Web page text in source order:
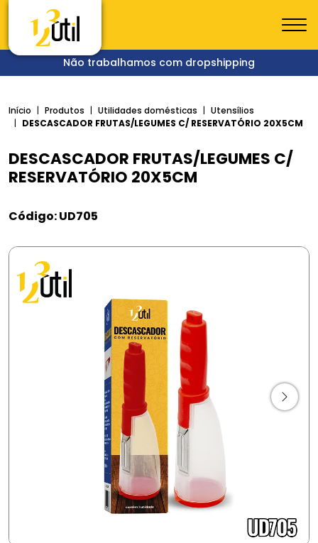
Não trabalhamos com dropshipping
Início Produtos Utilidades domésticas
Utensílios
DESCASCADOR FRUTAS/LEGUMES C/ RESERVATÓRIO 20X5CM
DESCASCADOR FRUTAS/LEGUMES C/
RESERVATÓRIO 20X5CM
Código: UD705